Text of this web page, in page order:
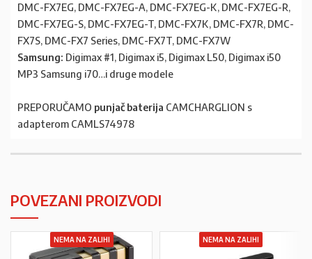
DMC-FX7EG, DMC-FX7EG-A, DMC-FX7EG-K, DMC-FX7EG-R,
DMC-FX7EG-S, DMC-FX7EG-T, DMC-FX7K, DMC-FX7R, DMC-
FX7S, DMC-FX7 Series, DMC-FX7T, DMC-FX7W
Samsung: Digimax #1, Digimax i5, Digimax L50, Digimax i50
MP3 Samsung i70…i druge modele
PREPORUČAMO punjač baterija CAMCHARGLION s
adapterom CAMLS74978
POVEZANI PROIZVODI
NEMA NA ZALIHI NEMA NA ZALIHI